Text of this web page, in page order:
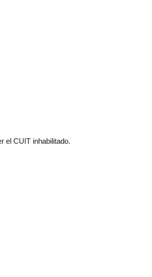
el CUIT inhabilitado.